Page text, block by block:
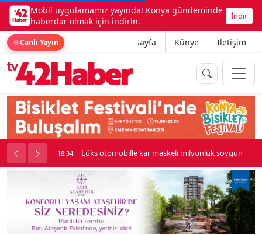
Mobil uygulamamız yayında! Konya gündeminde
haberdar olmak için indirin.
İndir
Canlı Yayın Ana Sayfa Künye İletişim
kavga çıktı 18:34 Lüks otomobille kar maskeli milyonluk soygun